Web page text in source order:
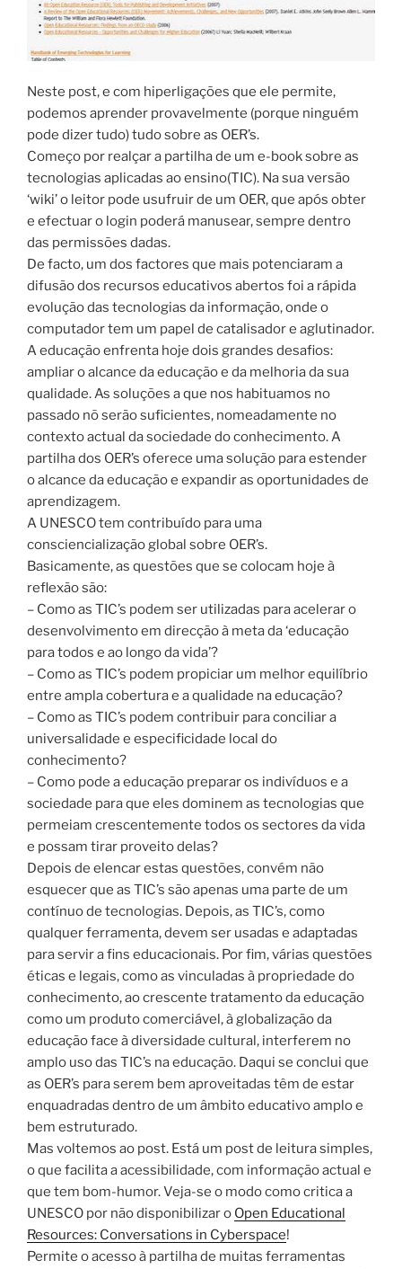
Neste post, e com hiperligações que ele permite,
podemos aprender provavelmente (porque ninguém
pode dizer tudo) tudo sobre as OER’s.
Começo por realçar a partilha de um e-book sobre as
tecnologias aplicadas ao ensino(TIC). Na sua versão
‘wiki’ o leitor pode usufruir de um OER, que após obter
e efectuar o login poderá manusear, sempre dentro
das permissões dadas.
De facto, um dos factores que mais potenciaram a
difusão dos recursos educativos abertos foi a rápida
evolução das tecnologias da informação, onde o
computador tem um papel de catalisador e aglutinador.
A educação enfrenta hoje dois grandes desafios:
ampliar o alcance da educação e da melhoria da sua
qualidade. As soluções a que nos habituamos no
passado nõ serão suficientes, nomeadamente no
contexto actual da sociedade do conhecimento. A
partilha dos OER’s oferece uma solução para estender
o alcance da educação e expandir as oportunidades de
aprendizagem.
A UNESCO tem contribuído para uma
consciencialização global sobre OER’s.
Basicamente, as questões que se colocam hoje à
reflexão são:
– Como as TIC’s podem ser utilizadas para acelerar o
desenvolvimento em direcção à meta da ‘educação
para todos e ao longo da vida’?
– Como as TIC’s podem propiciar um melhor equilíbrio
entre ampla cobertura e a qualidade na educação?
– Como as TIC’s podem contribuir para conciliar a
universalidade e especificidade local do
conhecimento?
– Como pode a educação preparar os indivíduos e a
sociedade para que eles dominem as tecnologias que
permeiam crescentemente todos os sectores da vida
e possam tirar proveito delas?
Depois de elencar estas questões, convém não
esquecer que as TIC’s são apenas uma parte de um
contínuo de tecnologias. Depois, as TIC’s, como
qualquer ferramenta, devem ser usadas e adaptadas
para servir a fins educacionais. Por fim, várias questões
éticas e legais, como as vinculadas à propriedade do
conhecimento, ao crescente tratamento da educação
como um produto comerciável, à globalização da
educação face à diversidade cultural, interferem no
amplo uso das TIC’s na educação. Daqui se conclui que
as OER’s para serem bem aproveitadas têm de estar
enquadradas dentro de um âmbito educativo amplo e
bem estruturado.
Mas voltemos ao post. Está um post de leitura simples,
o que facilita a acessibilidade, com informação actual e
que tem bom-humor. Veja-se o modo como critica a
UNESCO por não disponibilizar o Open Educational
Resources: Conversations in Cyberspace!
Permite o acesso à partilha de muitas ferramentas